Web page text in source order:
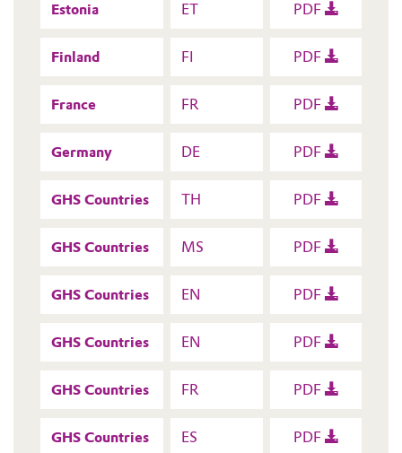
Estonia ET PDF
Finland FI PDF
France FR PDF
Germany DE PDF
GHS Countries TH PDF
GHS Countries MS PDF
GHS Countries EN PDF
GHS Countries EN PDF
GHS Countries FR PDF
GHS Countries ES PDF